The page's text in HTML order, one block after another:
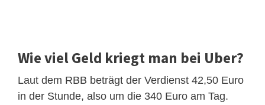
Wie viel Geld kriegt man bei Uber?
Laut dem RBB beträgt der Verdienst 42,50 Euro
in der Stunde, also um die 340 Euro am Tag.